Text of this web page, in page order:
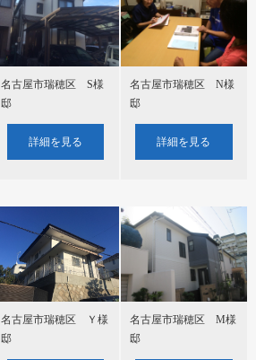
名古屋市瑞穂区 S様
邸
詳細を見る
名古屋市瑞穂区 N様
邸
詳細を見る
名古屋市瑞穂区 Ｙ様
邸
名古屋市瑞穂区 M様
邸